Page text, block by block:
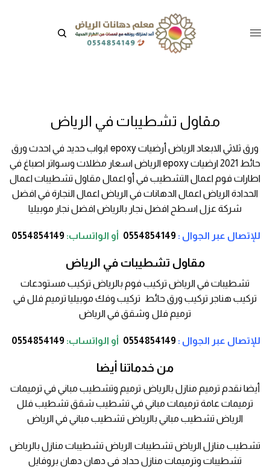
مقاول تشطيبات في الرياض
ورق ثلاثي الابعاد الرياض أرضيات epoxy ابواب حديد في احدث ورق
حائط 2021 ارضيات epoxy الرياض اسعار مظلات وسواتر اصباغ في
اطارات فوم اعمال التشطيب في أو اعمال مقاول تشطيبات اعمال
الحدادة الرياض اعمال الدهانات في الرياض اعمال النجارة في افضل
شركة عزل اسطح افضل نجار بالرياض افضل نجار موبيليا
للإتصال عبر الجوال :0554854149 أو الواتساب: 0554854149
مقاول تشطيبات في الرياض
تشطيبات في الرياض تركيب فوم بالرياض تركيب مستودعات
تركيب هناجر تركيب ورق حائط تركيب وفك موبيليا ترميم فلل في
ترميم فلل وشقق في الرياض
للإتصال عبر الجوال :0554854149 أو الواتساب: 0554854149
من خدماتنا أيضا
أيضا نقدم ترميم منازل بالرياض ترميم وتشطيب مباني في ترميمات
ترميمات عامة ترميمات مباني في تشطيب شقق تشطيب فلل
الرياض تشطيب مباني بالرياض تشطيب مباني في الرياض
تشطيب منازل الرياض تشطيبات الرياض تشطيبات منازل بالرياض
تشطيبات وترميمات منازل حداد في دهان دهان بروفايل